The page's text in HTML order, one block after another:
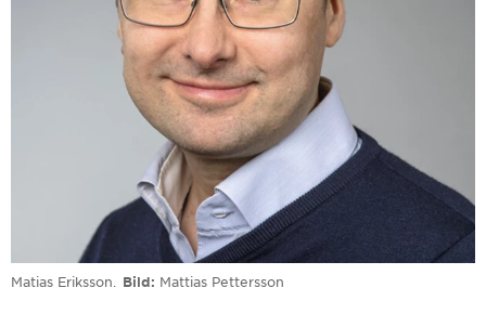
Matias Eriksson. Bild Mattias Pettersson